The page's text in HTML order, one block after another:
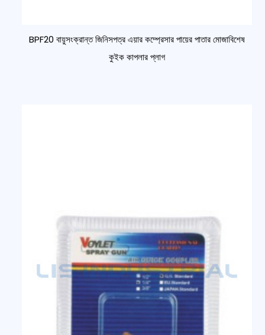
BPF20 বায়ুসংক্রান্ত জিনিসপত্র এয়ার কম্প্রেসার পায়ের পাতার মোজাবিশেষ
কুইক কাপলার প্লাগ